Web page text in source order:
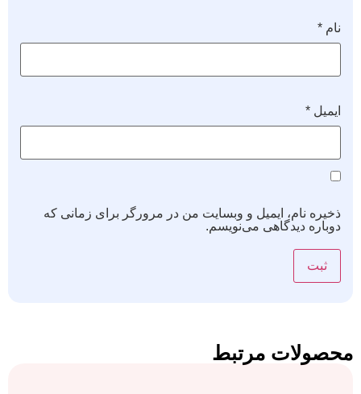
نام *
ایمیل *
ذخیره نام، ایمیل و وبسایت من در مرورگر برای زمانی که
دوباره دیدگاهی می‌نویسم.
محصولات مرتبط